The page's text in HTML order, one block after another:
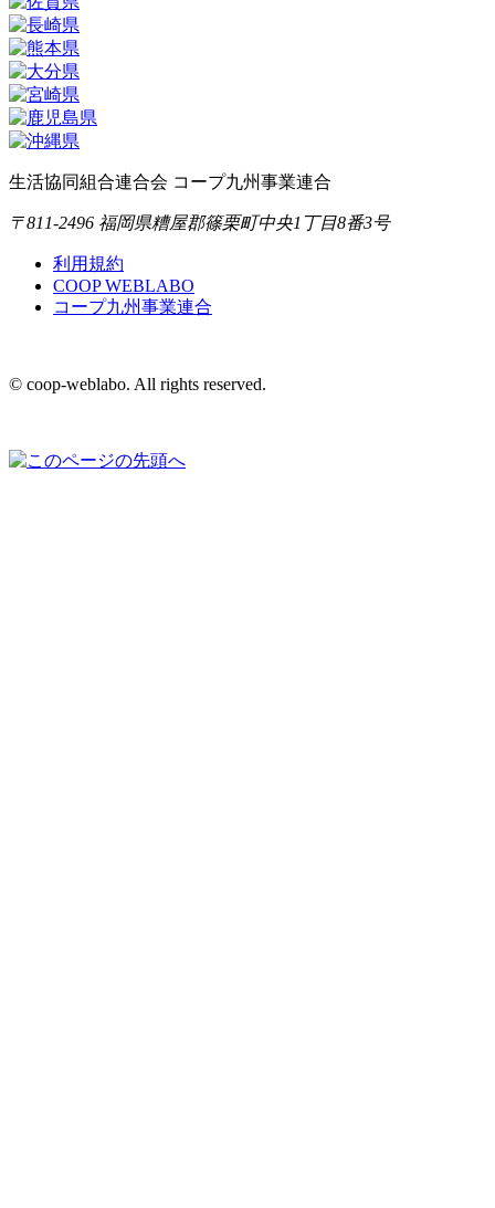
生活協同組合連合会 コープ九州事業連合
〒811-2496 福岡県糟屋郡篠栗町中央1丁目8番3号
利用規約
COOP WEBLABO
コープ九州事業連合
© coop-weblabo. All rights reserved.